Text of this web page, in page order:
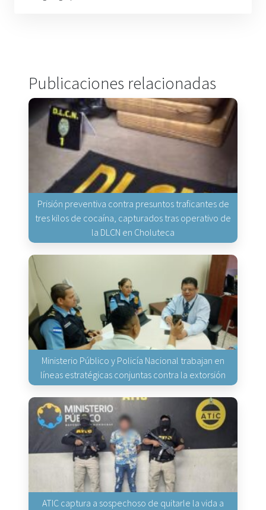
Publicaciones relacionadas
Prisión preventiva contra presuntos traficantes de
tres kilos de cocaína, capturados tras operativo de
la DLCN en Choluteca
Ministerio Público y Policía Nacional trabajan en
líneas estratégicas conjuntas contra la extorsión
ATIC captura a sospechoso de quitarle la vida a